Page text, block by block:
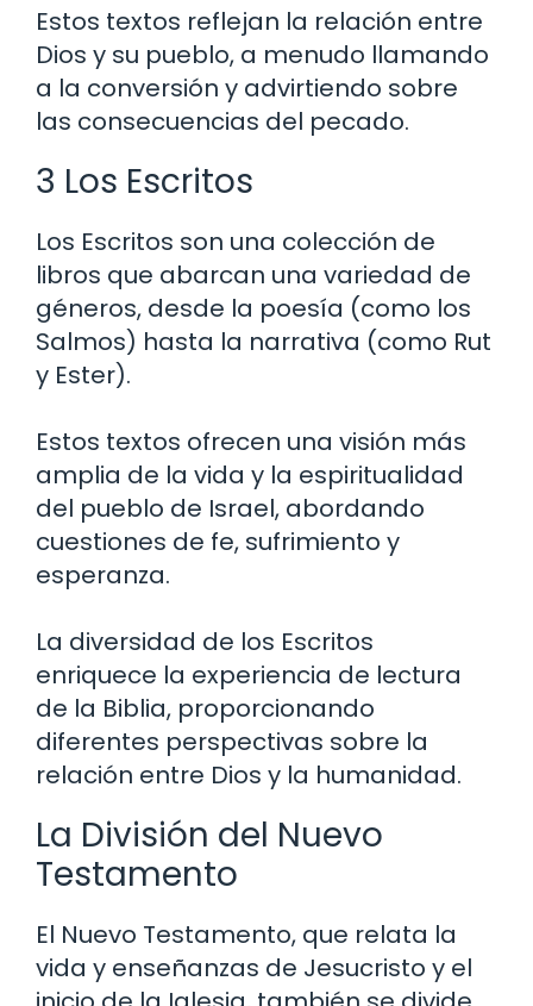
Estos textos reflejan la relación entre
Dios y su pueblo, a menudo llamando
a la conversión y advirtiendo sobre
las consecuencias del pecado.
3 Los Escritos
Los Escritos son una colección de
libros que abarcan una variedad de
géneros, desde la poesía (como los
Salmos) hasta la narrativa (como Rut
y Ester).
Estos textos ofrecen una visión más
amplia de la vida y la espiritualidad
del pueblo de Israel, abordando
cuestiones de fe, sufrimiento y
esperanza.
La diversidad de los Escritos
enriquece la experiencia de lectura
de la Biblia, proporcionando
diferentes perspectivas sobre la
relación entre Dios y la humanidad.
La División del Nuevo
Testamento
El Nuevo Testamento, que relata la
vida y enseñanzas de Jesucristo y el